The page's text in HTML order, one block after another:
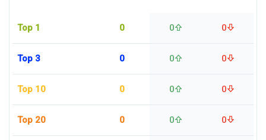
Top 1 0 0 0
Top 3 0 0 0
Top 10 0 0 0
Top 20 0 0 0